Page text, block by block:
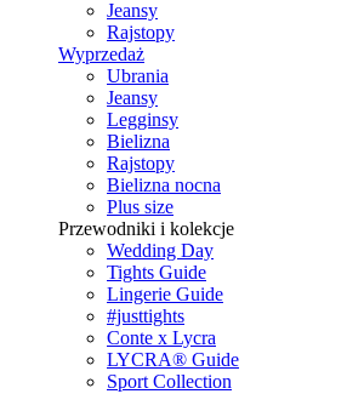
Jeansy
Rajstopy
Wyprzedaż
Ubrania
Jeansy
Legginsy
Bielizna
Rajstopy
Bielizna nocna
Plus size
Przewodniki i kolekcje
Wedding Day
Tights Guide
Lingerie Guide
#justtights
Conte x Lycra
LYCRA® Guide
Sport Сollection